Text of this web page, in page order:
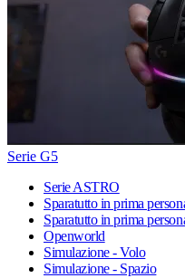
Serie G5
Serie ASTRO
Sparatutto in prima
Sparatutto in prima
Openworld
Simulazione - Volo
Simulazione - Spazio